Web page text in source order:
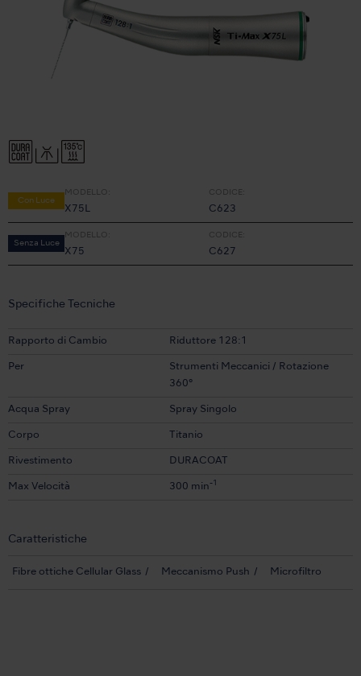
Con Luce
MODELLO:
X75L
CODICE:
C623
Senza Luce
MODELLO:
X75
CODICE:
C627
Specifiche Tecniche
Rapporto di Cambio Riduttore 128:1
Per
Strumenti Meccanici / Rotazione
360°
Acqua Spray Spray Singolo
Corpo Titanio
Rivestimento DURACOAT
Max Velocità 300 min -1
Caratteristiche
Fibre ottiche Cellular Glass Meccanismo Push Microfiltro